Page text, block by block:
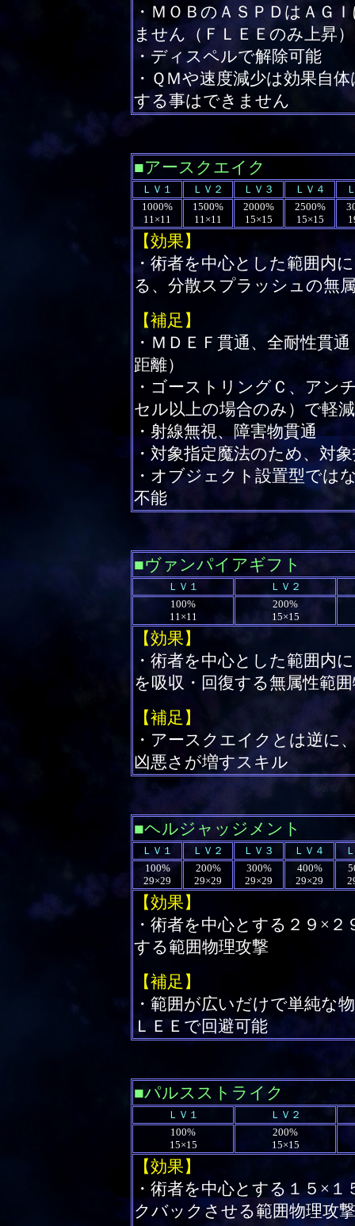
・ＭＯＢのＡＳＰＤはＡＧ
ません（ＦＬＥＥのみ上昇）
・ディスペルで解除可能
・ＱＭや速度減少は効果自
する事はできません
■アースクエイク
ＬＶ１ ＬＶ２ ＬＶ３ ＬＶ４
1000%
11×11
1500%
11×11
2000%
15×15
2500%
15×15
【効果】
・術者を中心とした範囲内
る、分散スプラッシュの無
【補足】
・ＭＤＥＦ貫通、全耐性貫
距離）
・ゴーストリングＣ、アン
セル以上の場合のみ）で軽
・射線無視、障害物貫通
・対象指定魔法のため、対
・オブジェクト設置型では
不能
■ヴァンパイアギフト
ＬＶ１
ＬＶ２
100%
11×11
200%
15×15
【効果】
・術者を中心とした範囲内
を吸収・回復する無属性範
【補足】
・アースクエイクとは逆に
凶悪さが増すスキル
■ヘルジャッジメント
ＬＶ１ ＬＶ２ ＬＶ３ ＬＶ４
100%
29×29
200%
29×29
300%
29×29
400%
29×29
【効果】
・術者を中心とする２９×
する範囲物理攻撃
【補足】
・範囲が広いだけで単純な
ＬＥＥで回避可能
■パルスストライク
ＬＶ１
ＬＶ２
100%
15×15
200%
15×15
【効果】
・術者を中心とする１５×
クバックさせる範囲物理攻撃